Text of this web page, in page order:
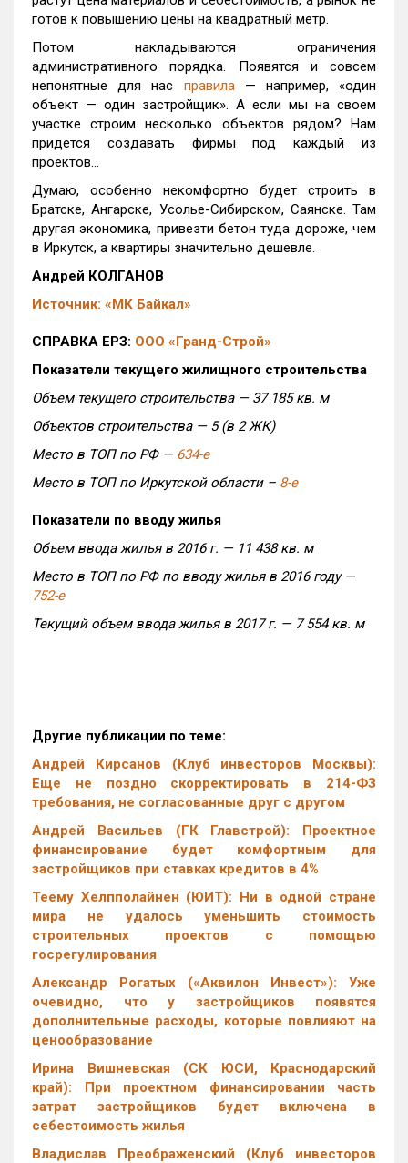
готов к повышению цены на квадратный метр.
Потом накладываются ограничения
административного порядка. Появятся и совсем
непонятные для нас правила— например, «один
объект — один застройщик». А если мы на своем
участке строим несколько объектов рядом? Нам
придется создавать фирмы под каждый из
проектов...
Думаю, особенно некомфортно будет строить в
Братске, Ангарске, Усолье-Сибирском, Саянске. Там
другая экономика, привезти бетон туда дороже, чем
в Иркутск, а квартиры значительно дешевле.
Андрей КОЛГАНОВ
Источник: «МК Байкал»
СПРАВКА ЕРЗ: ООО «Гранд-Строй»
Показатели текущего жилищного строительства
Объем текущего строительства — 37 185 кв. м
Объектов строительства — 5 (в 2 ЖК)
Место в ТОП по РФ — 634-е
Место в ТОП по Иркутской области – 8-е
Показатели по вводу жилья
Объем ввода жилья в 2016 г. — 11 438 кв. м
Место в ТОП по РФ по вводу жилья в 2016 году —
752-е
Текущий объем ввода жилья в 2017 г. — 7 554 кв. м
Другие публикации по теме:
Андрей Кирсанов (Клуб инвесторов Москвы):
Еще не поздно скорректировать в 214-ФЗ
требования, не согласованные друг с другом
Андрей Васильев (ГК Главстрой): Проектное
финансирование будет комфортным для
застройщиков при ставках кредитов в 4%
Теему Хелпполайнен (ЮИТ): Ни в одной стране
мира не удалось уменьшить стоимость
строительных проектов с помощью
госрегулирования
Александр Рогатых («Аквилон Инвест»): Уже
очевидно, что у застройщиков появятся
дополнительные расходы, которые повлияют на
ценообразование
Ирина Вишневская (СК ЮСИ, Краснодарский
край): При проектном финансировании часть
затрат застройщиков будет включена в
себестоимость жилья
Владислав Преображенский (Клуб инвесторов